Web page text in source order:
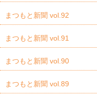
まつもと新聞 vol.92
まつもと新聞 vol.91
まつもと新聞 vol.90
まつもと新聞 vol.89